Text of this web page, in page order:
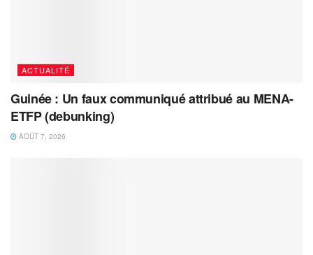
ACTUALITÉ
Guinée : Un faux communiqué attribué au MENA-
ETFP (debunking)
AOÛT 7, 2026